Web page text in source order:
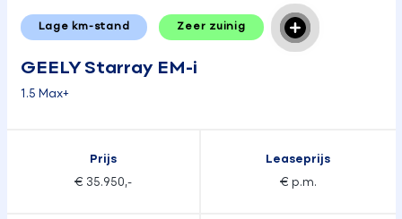
Lage km-stand Zeer zuinig
GEELY Starray EM-i
1.5 Max+
Prijs
€ 35.950,-
Leaseprijs
€ p.m.